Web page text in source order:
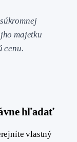
majetku
cenu.
hľadať
vlastný